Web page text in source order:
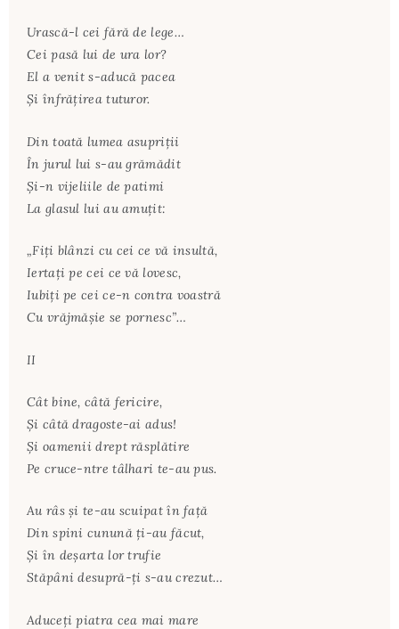
Urască-l cei fără de lege…
Cei pasă lui de ura lor?
El a venit s-aducă pacea
Și înfrățirea tuturor.
Din toată lumea asupriții
În jurul lui s-au grămădit
Și-n vijeliile de patimi
La glasul lui au amuțit:
„Fiți blânzi cu cei ce vă insultă,
Iertați pe cei ce vă lovesc,
Iubiți pe cei ce-n contra voastră
Cu vrăjmășie se pornesc”…
II
Cât bine, câtă fericire,
Și câtă dragoste-ai adus!
Și oamenii drept răsplătire
Pe cruce-ntre tâlhari te-au pus.
Au râs și te-au scuipat în față
Din spini cunună ți-au făcut,
Și în deșarta lor trufie
Stăpâni desupră-ți s-au crezut…
Aduceți piatra cea mai mare